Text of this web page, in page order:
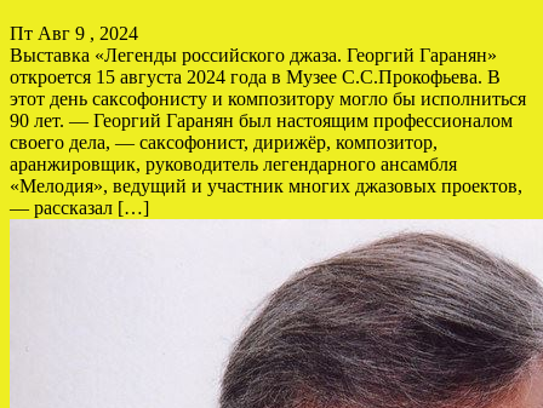
Пт Авг 9 , 2024
Выставка «Легенды российского джаза. Георгий Гаранян»
откроется 15 августа 2024 года в Музее С.С.Прокофьева. В
этот день саксофонисту и композитору могло бы исполниться
90 лет. — Георгий Гаранян был настоящим профессионалом
своего дела, — саксофонист, дирижёр, композитор,
аранжировщик, руководитель легендарного ансамбля
«Мелодия», ведущий и участник многих джазовых проектов,
— рассказал […]